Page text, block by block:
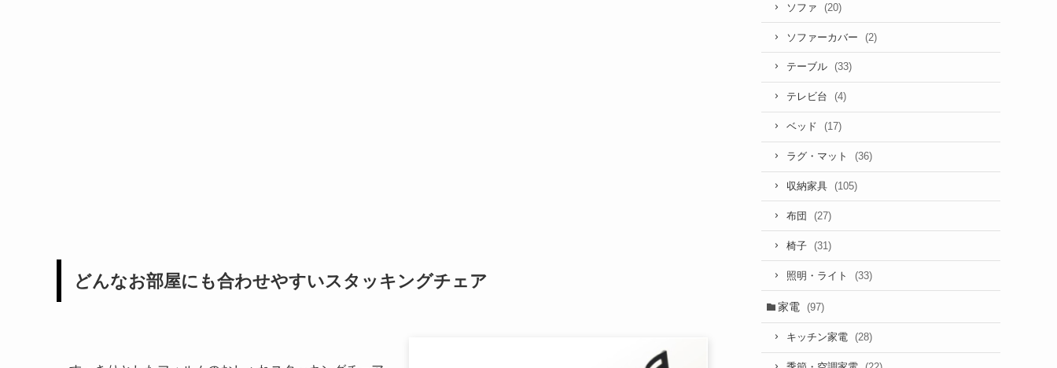
どんなお部屋にも合わせやすいスタッキングチェア
ソファ (20)
ソファーカバー (2)
テーブル (33)
テレビ台 (4)
ベッド (17)
ラグ・マット (36)
収納家具 (105)
布団 (27)
椅子 (31)
照明・ライト (33)
家電 (97)
キッチン家電 (28)